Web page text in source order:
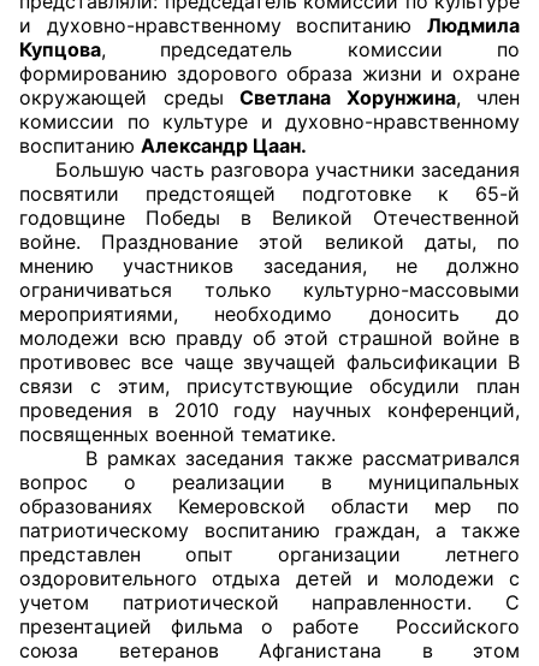
Главная
Общественные советы
Общественные советы при территориальных
органах федеральных органов
исполнительной власти
Общественные советы по проведению
независимой оценки качества условий
оказания услуг
О Палате
Структура Палаты
Комиссии
Экспертный совет ОП КО
Совет ОП КО
Общественный штаб
Члены ОП КО
и духовно-нравственному воспитанию Людмила
Купцова, председатель комиссии по
формированию здорового образа жизни и охране
окружающей среды Светлана Хорунжина, член
комиссии по культуре и духовно-нравственному
воспитанию Александр Цаан.
Большую часть разговора участники заседания
посвятили предстоящей подготовке к 65-й
годовщине Победы в Великой Отечественной
войне. Празднование этой великой даты, по
мнению участников заседания, не должно
ограничиваться только культурно-массовыми
мероприятиями, необходимо доносить до
молодежи всю правду об этой страшной войне в
противовес все чаще звучащей фальсификации В
связи с этим, присутствующие обсудили план
проведения в 2010 году научных конференций,
посвященных военной тематике.
В рамках заседания также рассматривался
вопрос о реализации в муниципальных
образованиях Кемеровской области мер по
патриотическому воспитанию граждан, а также
представлен опыт организации летнего
оздоровительного отдыха детей и молодежи с
учетом патриотической направленности. С
презентацией фильма о работе Российского
союза ветеранов Афганистана в этом